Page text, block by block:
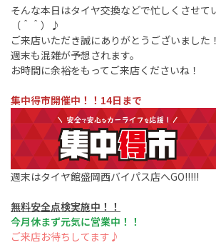
そんな本日はタイヤ交換などで忙しくさせて
（＾＾）♪
ご来店いただき誠にありがとうございました
週末も混雑が予想されます。
お時間に余裕をもってご来店くださいね！
集中得市開催中！！14日まで
週末はタイヤ館盛岡西バイパス店へGO!!!!!
無料安全点検実施中！！
今月休まず元気に営業中！！
ご来店お待ちしてます♪